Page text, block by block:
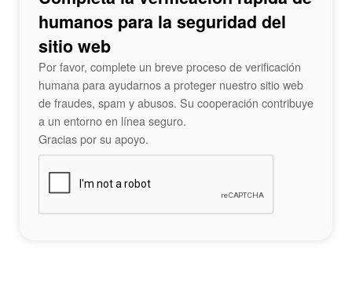
humanos para la seguridad del
sitio web
Por favor, complete un breve proceso de verificación
humana para ayudarnos a proteger nuestro sitio web
de fraudes, spam y abusos. Su cooperación contribuye
a un entorno en línea seguro.
Gracias por su apoyo.